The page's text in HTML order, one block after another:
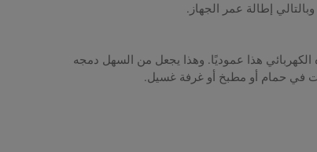
وبالتالي إطالة عمر الجهاز.
الكهربائي هذا عموديًا. وهذا يجعل من السهل دمجه
في حمام أو مطبخ أو غرفة غسيل.